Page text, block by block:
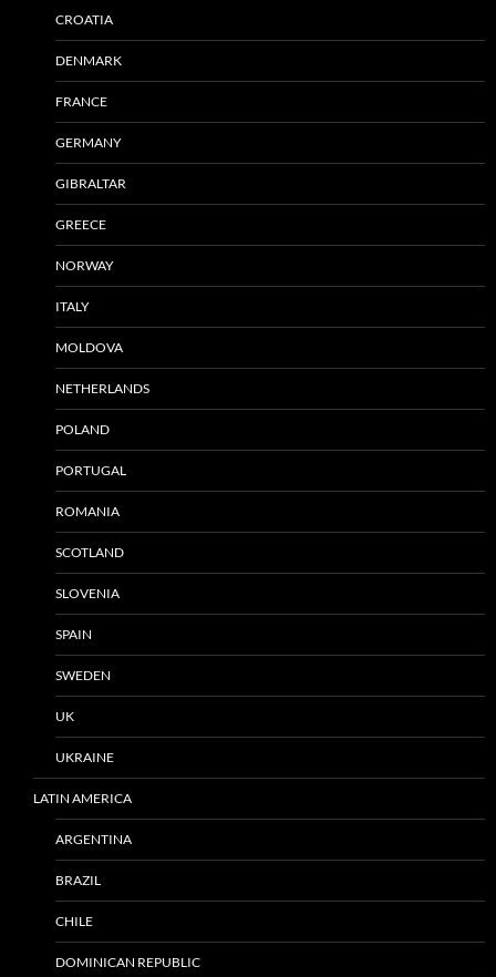
CROATIA
DENMARK
FRANCE
GERMANY
GIBRALTAR
GREECE
NORWAY
ITALY
MOLDOVA
NETHERLANDS
POLAND
PORTUGAL
ROMANIA
SCOTLAND
SLOVENIA
SPAIN
SWEDEN
UK
UKRAINE
LATIN AMERICA
ARGENTINA
BRAZIL
CHILE
DOMINICAN REPUBLIC